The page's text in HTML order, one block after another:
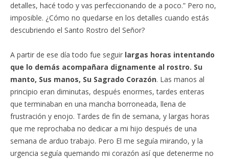
detalles, hacé todo y vas perfeccionando de a poco.” Pero no,
imposible. ¿Cómo no quedarse en los detalles cuando estás
descubriendo el Santo Rostro del Señor?
A partir de ese día todo fue seguir largas horas intentando
que lo demás acompañara dignamente al rostro. Su
manto, Sus manos, Su Sagrado Corazón. Las manos al
principio eran diminutas, después enormes, tardes enteras
que terminaban en una mancha borroneada, llena de
frustración y enojo. Tardes de fin de semana, y largas horas
que me reprochaba no dedicar a mi hijo después de una
semana de arduo trabajo. Pero El me seguía mirando, y la
urgencia seguía quemando mi corazón así que detenerme no